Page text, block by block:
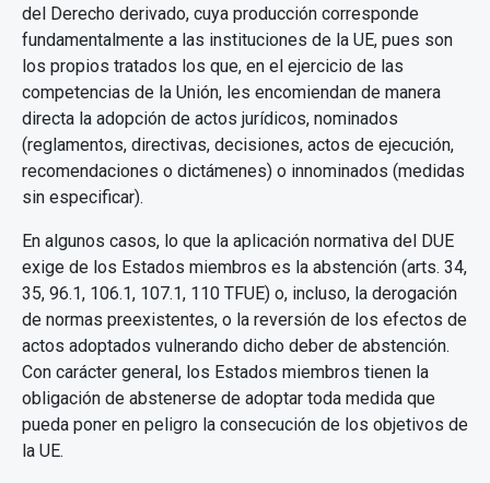
del Derecho derivado, cuya producción corresponde
fundamentalmente a las instituciones de la UE, pues son
los propios tratados los que, en el ejercicio de las
competencias de la Unión, les encomiendan de manera
directa la adopción de actos jurídicos, nominados
(reglamentos, directivas, decisiones, actos de ejecución,
recomendaciones o dictámenes) o innominados (medidas
sin especificar).
En algunos casos, lo que la aplicación normativa del DUE
exige de los Estados miembros es la abstención (arts. 34,
35, 96.1, 106.1, 107.1, 110 TFUE) o, incluso, la derogación
de normas preexistentes, o la reversión de los efectos de
actos adoptados vulnerando dicho deber de abstención.
Con carácter general, los Estados miembros tienen la
obligación de abstenerse de adoptar toda medida que
pueda poner en peligro la consecución de los objetivos de
la UE.